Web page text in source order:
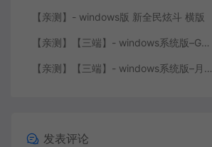
【亲测】- windows版 新全民炫斗 横版
【亲测】【三端】- windows系统版–GOY三端引擎 团购版 复古底板 + 服务端+ 微端补丁+工具+教程 +引擎源码
【亲测】【三端】- windows系统版–月城风云版本 山炮引擎 防XO服务端 客户端 版本+工具+微端+搭建说明
发表评论